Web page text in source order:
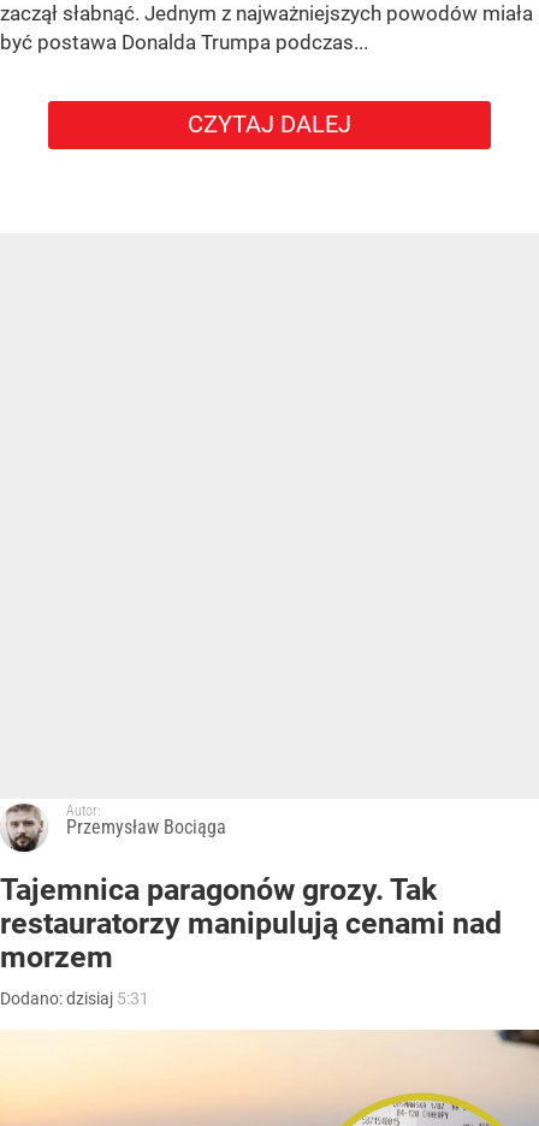
zaczął słabnąć. Jednym z najważniejszych powodów miała
być postawa Donalda Trumpa podczas...
CZYTAJ DALEJ
Autor:
Przemysław Bociąga
Tajemnica paragonów grozy. Tak
restauratorzy manipulują cenami nad
morzem
Dodano:dzisiaj 5:31